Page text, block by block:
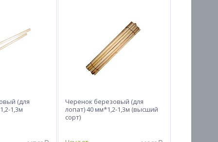
(для
1,3м
Черенок березовый (для
лопат) 40 мм*1,2-1,3м (высший
сорт)